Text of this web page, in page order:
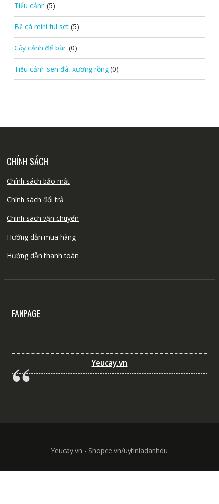
Tiểu cảnh (5)
Bể cá mini ful set (5)
Cây cảnh để bàn (0)
Tiểu cảnh sen đá, xương rồng (0)
CHÍNH SÁCH
Chính sách bảo mật
Chính sách đổi trả
Chính sách vận chuyển
Hướng dẫn mua hàng
Hướng dẫn thanh toán
FANPAGE
Yeucay.vn
Yeucay.vn - Shopee.vn/uytinladanhdu